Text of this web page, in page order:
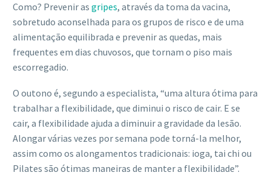
Como? Prevenir as gripes, através da toma da vacina,
sobretudo aconselhada para os grupos de risco e de uma
alimentação equilibrada e prevenir as quedas, mais
frequentes em dias chuvosos, que tornam o piso mais
escorregadio.
O outono é, segundo a especialista, “uma altura ótima para
trabalhar a flexibilidade, que diminui o risco de cair. E se
cair, a flexibilidade ajuda a diminuir a gravidade da lesão.
Alongar várias vezes por semana pode torná-la melhor,
assim como os alongamentos tradicionais: ioga, tai chi ou
Pilates são ótimas maneiras de manter a flexibilidade”.